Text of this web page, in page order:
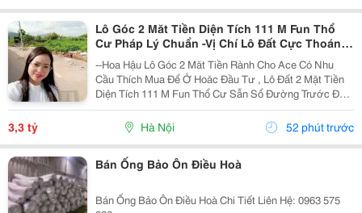
Lô Góc 2 Măt Tiền Diện Tích 111 M Fun Thổ
Cư Pháp Lý Chuẩn -Vị Chí Lô Đất Cực Thoáng
Mát ,Đất Nằm Mặt Đường Chục
--Hoa Hậu Lô Góc 2 Măt Tiền Rành Cho Ace Có Nhu
Cầu Thích Mua Để Ở Hoăc Đầu Tư , Lô Đất 2 Mặt Tiền
Diện Tích 111 M Fun Thổ Cư Sẫn Sổ Đường Trước Đất
Chuẩn Bị Đang Giải Nhựa Rộng 5,,5 M 2 Ô Tô Tránh
Nhau Vị Trí Đất Sát Trường Học Cấp 1 Thôn Thanh...
3,3 tỷ Hà Nội 52 phút trước
Bán Ống Bảo Ôn Điều Hoà
Bán Ống Bảo Ôn Điều Hoà Chi Tiết Liên Hệ: 0963 575